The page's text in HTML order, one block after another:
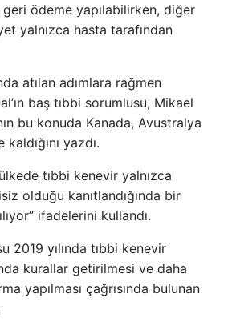
ödeme yapılabilirken, diğer
yalnızca hasta tarafından
atılan adımlara rağmen
baş tıbbi sorumlusu, Mikael
bu konuda Kanada, Avustralya
yazdı.
tıbbi kenevir yalnızca
olduğu kanıtlandığında bir
ifadelerini kullandı.
2019 yılında tıbbi kenevir
kurallar getirilmesi ve daha
yapılması çağrısında bulunan